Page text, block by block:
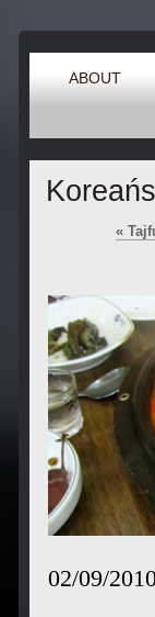
ABOUT
«
02/09/